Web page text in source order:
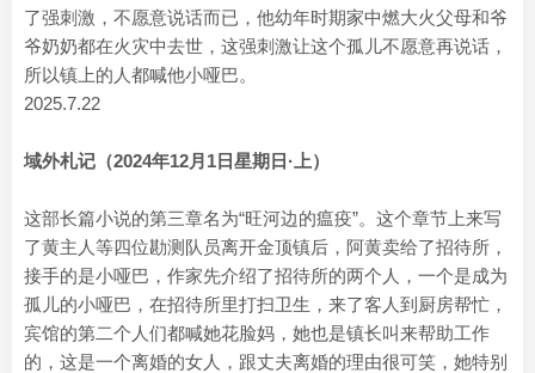
了强刺激，不愿意说话而已，他幼年时期家中燃大火父母和爷
爷奶奶都在火灾中去世，这强刺激让这个孤儿不愿意再说话，
所以镇上的人都喊他小哑巴。
2025.7.22
域外札记（2024年12月1日星期日·上）
这部长篇小说的第三章名为“旺河边的瘟疫”。这个章节上来写
了黄主人等四位勘测队员离开金顶镇后，阿黄卖给了招待所，
接手的是小哑巴，作家先介绍了招待所的两个人，一个是成为
孤儿的小哑巴，在招待所里打扫卫生，来了客人到厨房帮忙，
宾馆的第二个人们都喊她花脸妈，她也是镇长叫来帮助工作
的，这是一个离婚的女人，跟丈夫离婚的理由很可笑，她特别